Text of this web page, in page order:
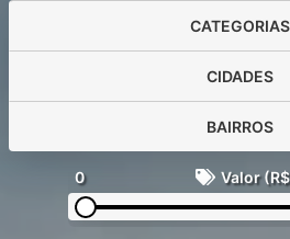
CATEGORIAS
CIDADES
BAIRROS
0 Valor